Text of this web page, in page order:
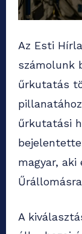
Az Esti
számolunk
űrkutatás
űrkutatási
magyar,
A